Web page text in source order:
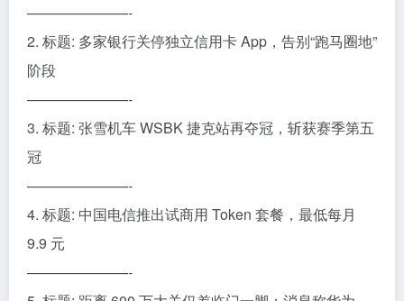
———————-
2. 标题: 多家银行关停独立信用卡 App，告别“跑马圈地”
阶段
———————-
3. 标题: 张雪机车 WSBK 捷克站再夺冠，斩获赛季第五
冠
———————-
4. 标题: 中国电信推出试商用 Token 套餐，最低每月
9.9 元
———————-